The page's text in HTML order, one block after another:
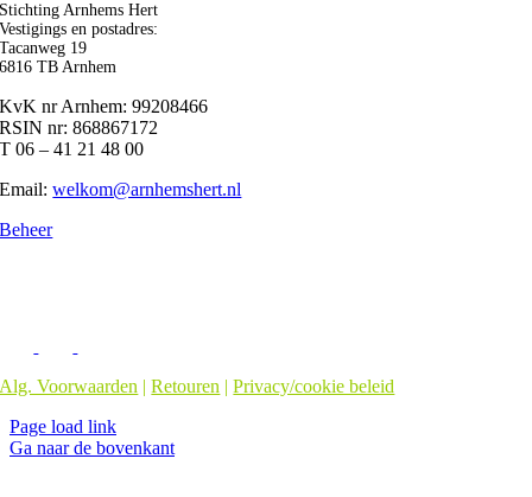
Stichting Arnhems Hert
Vestigings en postadres:
Tacanweg 19
6816 TB Arnhem
KvK nr Arnhem: 99208466
RSIN nr: 868867172
T 06 – 41 21 48 00
Email:welkom@arnhemshert.nl
Beheer
Alg. Voorwaarden |Retouren |Privacy/cookie beleid
Page load link
Ga naar de bovenkant